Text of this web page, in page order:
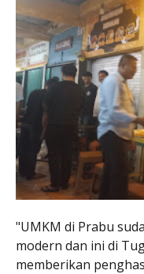
"UMKM di Prabu
modern dan ini di
memberikan